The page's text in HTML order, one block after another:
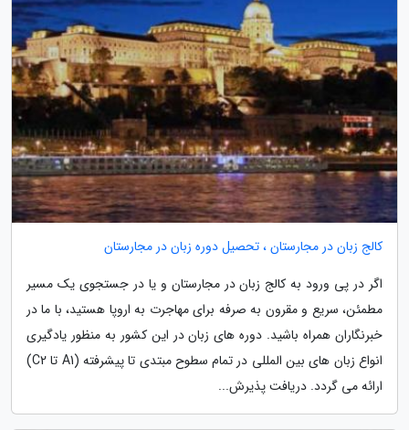
کالج زبان در مجارستان ، تحصیل دوره زبان در مجارستان
اگر در پی ورود به کالج زبان در مجارستان و یا در جستجوی یک مسیر
مطمئن، سریع و مقرون به صرفه برای مهاجرت به اروپا هستید، با ما در
خبرنگاران همراه باشید. دوره های زبان در این کشور به منظور یادگیری
انواع زبان های بین المللی در تمام سطوح مبتدی تا پیشرفته (A1 تا C2)
ارائه می گردد. دریافت پذیرش...